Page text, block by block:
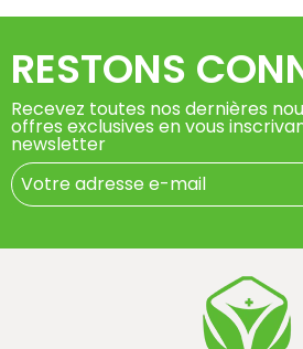
RESTONS
Recevez toutes nos dernières
offres exclusives en vous
newsletter